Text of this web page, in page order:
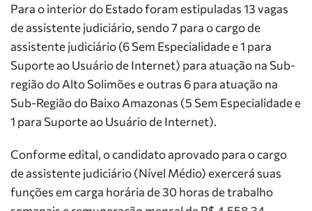
Para o interior do Estado foram estipuladas 13 vagas
de assistente judiciário, sendo 7 para o cargo de
assistente judiciário (6 Sem Especialidade e 1 para
Suporte ao Usuário de Internet) para atuação na Sub-
região do Alto Solimões e outras 6 para atuação na
Sub-Região do Baixo Amazonas (5 Sem Especialidade e
1 para Suporte ao Usuário de Internet).
Conforme edital, o candidato aprovado para o cargo
de assistente judiciário (Nível Médio) exercerá suas
funções em carga horária de 30 horas de trabalho